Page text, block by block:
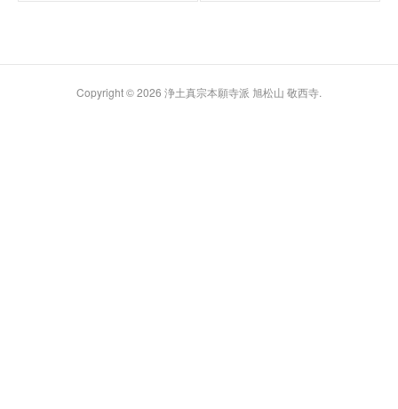
Copyright ©2026 浄土真宗本願寺派 旭松山 敬西寺.